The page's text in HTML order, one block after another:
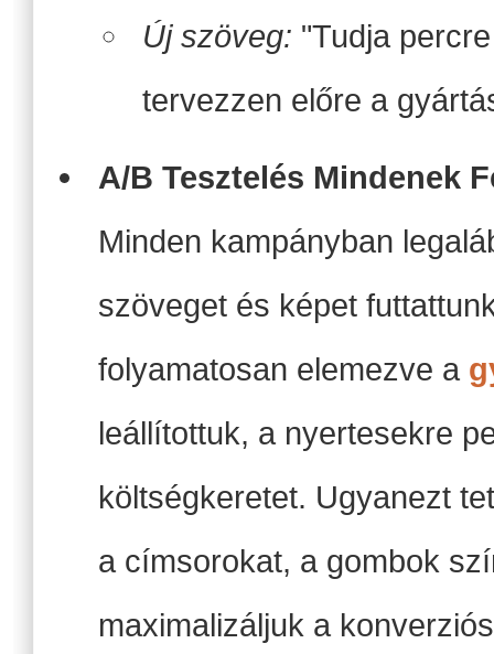
Új szöveg: "Tudja
tervezzen előre a
A/B Tesztelés Mindenek
Minden kampányban
szöveget és képet
folyamatosan elemezve a
leállítottuk, a nyertesekre
költségkeretet. Ugyanezt
a címsorokat, a gombok
maximalizáljuk a